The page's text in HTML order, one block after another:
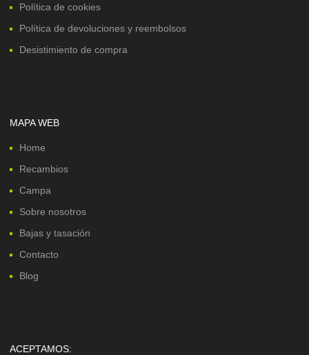
Política de cookies
Política de devoluciones y reembolsos
Desistimiento de compra
MAPA WEB
Home
Recambios
Campa
Sobre nosotros
Bajas y tasación
Contacto
Blog
ACEPTAMOS: